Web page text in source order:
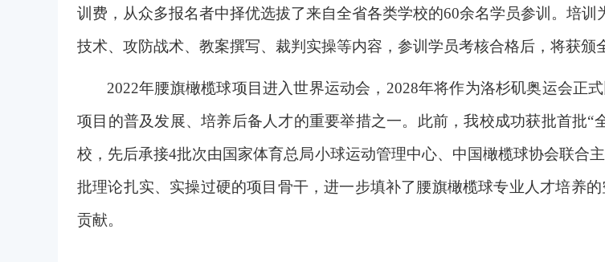
训费，从众多报名者中择优选拔了来自全省各类学校的60余名学员参训。培
技术、攻防战术、教案撰写、裁判实操等内容，参训学员考核合格后，将获颁
2022年腰旗橄榄球项目进入世界运动会，2028年将作为洛杉矶奥运会正
项目的普及发展、培养后备人才的重要举措之一。此前，我校成功获批首批
校，先后承接4批次由国家体育总局小球运动管理中心、中国橄榄球协会联合
批理论扎实、实操过硬的项目骨干，进一步填补了腰旗橄榄球专业人才培养
贡献。